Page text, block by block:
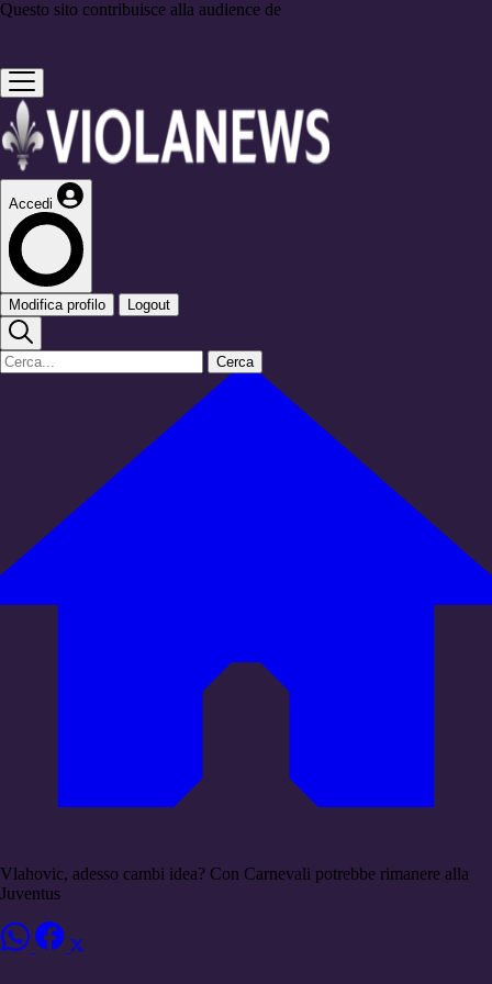
Questo sito contribuisce alla audience de
Accedi
Modifica profilo Logout
Cerca
Vlahovic, adesso cambi idea? Con Carnevali potrebbe rimanere alla
Juventus